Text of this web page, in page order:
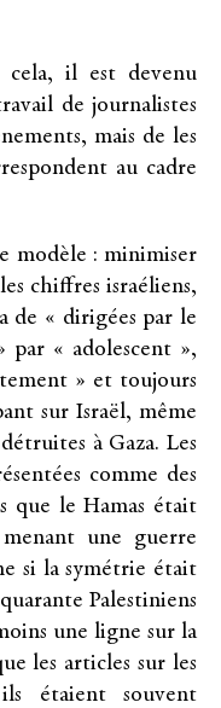
il est devenu
de journalistes
mais de les
au cadre
modèle : minimiser
chiffres israéliens,
de « dirigées par le
par « adolescent »,
» et toujours
sur Israël, même
à Gaza. Les
comme des
que le Hamas était
une guerre
si la symétrie était
Palestiniens
une ligne sur la
les articles sur les
étaient souvent